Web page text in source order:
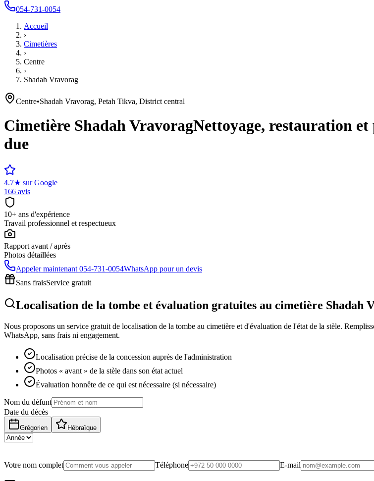
054-731-0054
Accueil
›
Cimetières
›
Centre
›
Shadah Vravorag
Centre•Shadah Vravorag, Petah Tikva, District central
Cimetière Shadah VravoragNettoyage, restauration
due
4.7★ sur Google
166 avis
10+ ans d'expérience
Travail professionnel et respectueux
Rapport avant / après
Photos détaillées
Appeler maintenant 054-731-0054WhatsApp pour un devis
Sans fraisService gratuit
Localisation de la tombe et évaluation gratuites au cimetière Shadah
Nous proposons un service gratuit de localisation de la tombe au cimetière et d'évaluation de l'état de la stèle.
WhatsApp, sans frais ni engagement.
Localisation précise de la concession auprès de l'administration
Photos « avant » de la stèle dans son état actuel
Évaluation honnête de ce qui est nécessaire (si nécessaire)
Nom du défunt
Date du décès
Grégorien Hébraïque
Votre nom complet Téléphone E-mail